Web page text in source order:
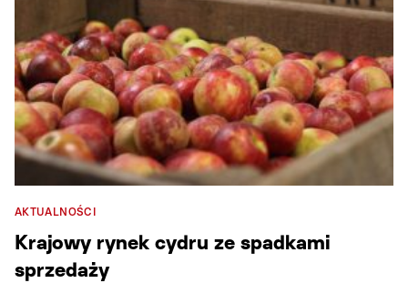
AKTUALNOŚCI
Krajowy rynek cydru ze spadkami
sprzedaży